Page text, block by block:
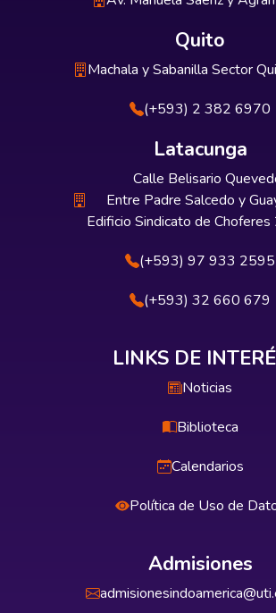
Quito
Machala y Sabanilla Sector
(+593) 2 382 6970
Latacunga
Calle Belisario
Entre Padre Salcedo y
Edificio Sindicato de
(+593) 97 933 2595
(+593) 32 660 679
LINKS DE
Noticias
Biblioteca
Calendarios
Política de Uso de
Admisiones